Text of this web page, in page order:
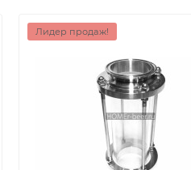
Лидер продаж!